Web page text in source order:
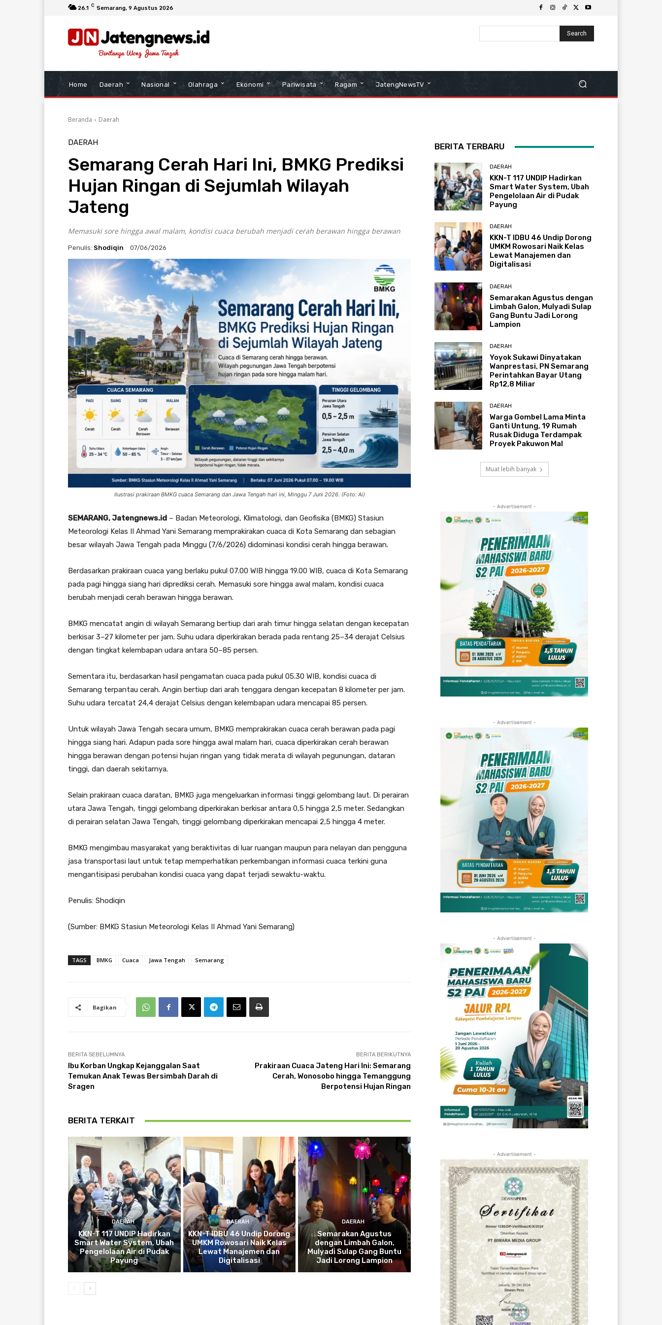
26.1 C Semarang, 9 Agustus 2026
Search
Home Daerah Nasional Olahraga Ekonomi Pariwisata Ragam JatengNewsTV
Beranda Daerah
DAERAH
Semarang Cerah Hari Ini, BMKG Prediksi
Hujan Ringan di Sejumlah Wilayah
Jateng
Memasuki sore hingga awal malam, kondisi cuaca berubah menjadi cerah berawan hingga berawan
Penulis: Shodiqin 07/06/2026
Ilustrasi prakiraan BMKG cuaca Semarang dan Jawa Tengah hari ini, Minggu 7 Juni 2026. (Foto: Ai)
SEMARANG, Jatengnews.id – Badan Meteorologi, Klimatologi, dan Geofisika (BMKG) Stasiun
Meteorologi Kelas II Ahmad Yani Semarang memprakirakan cuaca di Kota Semarang dan sebagian
besar wilayah Jawa Tengah pada Minggu (7/6/2026) didominasi kondisi cerah hingga berawan.
Berdasarkan prakiraan cuaca yang berlaku pukul 07.00 WIB hingga 19.00 WIB, cuaca di Kota Semarang
pada pagi hingga siang hari diprediksi cerah. Memasuki sore hingga awal malam, kondisi cuaca
berubah menjadi cerah berawan hingga berawan.
BMKG mencatat angin di wilayah Semarang bertiup dari arah timur hingga selatan dengan kecepatan
berkisar 3–27 kilometer per jam. Suhu udara diperkirakan berada pada rentang 25–34 derajat Celsius
dengan tingkat kelembapan udara antara 50–85 persen.
Sementara itu, berdasarkan hasil pengamatan cuaca pada pukul 05.30 WIB, kondisi cuaca di
Semarang terpantau cerah. Angin bertiup dari arah tenggara dengan kecepatan 8 kilometer per jam.
Suhu udara tercatat 24,4 derajat Celsius dengan kelembapan udara mencapai 85 persen.
Untuk wilayah Jawa Tengah secara umum, BMKG memprakirakan cuaca cerah berawan pada pagi
hingga siang hari. Adapun pada sore hingga awal malam hari, cuaca diperkirakan cerah berawan
hingga berawan dengan potensi hujan ringan yang tidak merata di wilayah pegunungan, dataran
tinggi, dan daerah sekitarnya.
Selain prakiraan cuaca daratan, BMKG juga mengeluarkan informasi tinggi gelombang laut. Di perairan
utara Jawa Tengah, tinggi gelombang diperkirakan berkisar antara 0,5 hingga 2,5 meter. Sedangkan
di perairan selatan Jawa Tengah, tinggi gelombang diperkirakan mencapai 2,5 hingga 4 meter.
BMKG mengimbau masyarakat yang beraktivitas di luar ruangan maupun para nelayan dan pengguna
jasa transportasi laut untuk tetap memperhatikan perkembangan informasi cuaca terkini guna
mengantisipasi perubahan kondisi cuaca yang dapat terjadi sewaktu-waktu.
Penulis: Shodiqin
(Sumber: BMKG Stasiun Meteorologi Kelas II Ahmad Yani Semarang)
TAGS BMKG Cuaca Jawa Tengah Semarang
Bagikan
BERITA SEBELUMNYA
Ibu Korban Ungkap Kejanggalan Saat
Temukan Anak Tewas Bersimbah Darah di
Sragen
BERITA BERIKUTNYA
Prakiraan Cuaca Jateng Hari Ini: Semarang
Cerah, Wonosobo hingga Temanggung
Berpotensi Hujan Ringan
BERITA TERKAIT
DAERAH
KKN-T 117 UNDIP Hadirkan
Smart Water System, Ubah
Pengelolaan Air di Pudak
Payung
DAERAH
KKN-T IDBU 46 Undip Dorong
UMKM Rowosari Naik Kelas
Lewat Manajemen dan
Digitalisasi
DAERAH
Semarakan Agustus
dengan Limbah Galon,
Mulyadi Sulap Gang Buntu
Jadi Lorong Lampion
BERITA TERBARU
DAERAH
KKN-T 117 UNDIP Hadirkan
Smart Water System, Ubah
Pengelolaan Air di Pudak
Payung
DAERAH
KKN-T IDBU 46 Undip Dorong
UMKM Rowosari Naik Kelas
Lewat Manajemen dan
Digitalisasi
DAERAH
Semarakan Agustus dengan
Limbah Galon, Mulyadi Sulap
Gang Buntu Jadi Lorong
Lampion
DAERAH
Yoyok Sukawi Dinyatakan
Wanprestasi, PN Semarang
Perintahkan Bayar Utang
Rp12,8 Miliar
DAERAH
Warga Gombel Lama Minta
Ganti Untung, 19 Rumah
Rusak Diduga Terdampak
Proyek Pakuwon Mal
Muat lebih banyak
- Advertisement -
- Advertisement -
- Advertisement -
- Advertisement -